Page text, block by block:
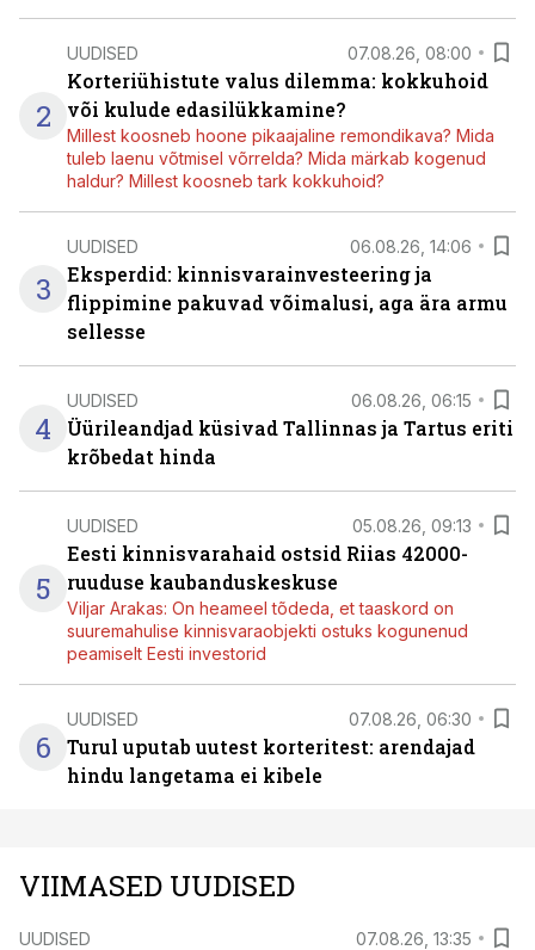
2
UUDISED 07.08.26, 08:00
Korteriühistute valus dilemma: kokkuhoid
või kulude edasilükkamine?
Millest koosneb hoone pikaajaline remondikava? Mida
tuleb laenu võtmisel võrrelda? Mida märkab kogenud
haldur? Millest koosneb tark kokkuhoid?
3
UUDISED 06.08.26, 14:06
Eksperdid: kinnisvarainvesteering ja
flippimine pakuvad võimalusi, aga ära armu
sellesse
4
UUDISED 06.08.26, 06:15
Üürileandjad küsivad Tallinnas ja Tartus eriti
krõbedat hinda
5
UUDISED 05.08.26, 09:13
Eesti kinnisvarahaid ostsid Riias 42000-
ruuduse kaubanduskeskuse
Viljar Arakas: On heameel tõdeda, et taaskord on
suuremahulise kinnisvaraobjekti ostuks kogunenud
peamiselt Eesti investorid
6
UUDISED 07.08.26, 06:30
Turul uputab uutest korteritest: arendajad
hindu langetama ei kibele
VIIMASED UUDISED
UUDISED 07.08.26, 13:35